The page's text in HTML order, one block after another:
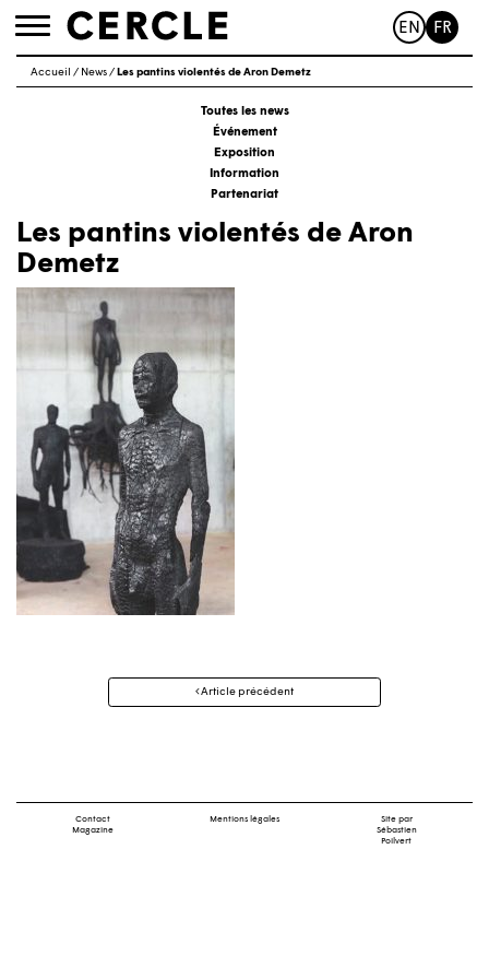
Toggle
EN FR
Accueil / News/ Les pantins violentés de Aron Demetz
Toutes les news
Événement
Exposition
Information
Partenariat
Les pantins violentés de Aron
Demetz
Navigation
Article précédent
Contact
Magazine
Mentions légales
Site par
Sébastien
Poilvert